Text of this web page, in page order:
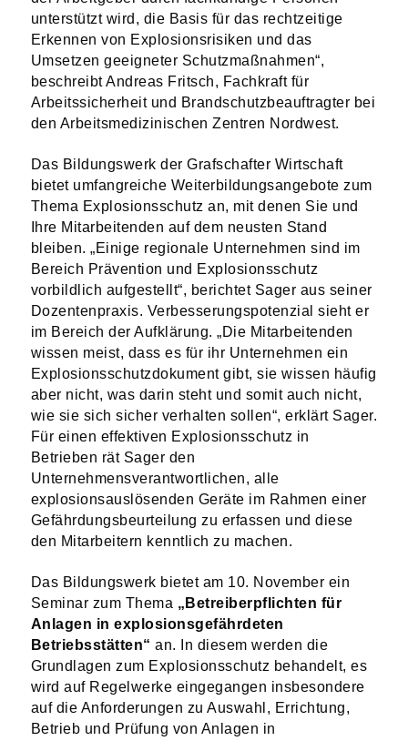
unterstützt wird, die Basis für das rechtzeitige
Erkennen von Explosionsrisiken und das
Umsetzen geeigneter Schutzmaßnahmen“,
beschreibt Andreas Fritsch, Fachkraft für
Arbeitssicherheit und Brandschutzbeauftragter bei
den Arbeitsmedizinischen Zentren Nordwest.
Das Bildungswerk der Grafschafter Wirtschaft
bietet umfangreiche Weiterbildungsangebote zum
Thema Explosionsschutz an, mit denen Sie und
Ihre Mitarbeitenden auf dem neusten Stand
bleiben. „Einige regionale Unternehmen sind im
Bereich Prävention und Explosionsschutz
vorbildlich aufgestellt“, berichtet Sager aus seiner
Dozentenpraxis. Verbesserungspotenzial sieht er
im Bereich der Aufklärung. „Die Mitarbeitenden
wissen meist, dass es für ihr Unternehmen ein
Explosionsschutzdokument gibt, sie wissen häufig
aber nicht, was darin steht und somit auch nicht,
wie sie sich sicher verhalten sollen“, erklärt Sager.
Für einen effektiven Explosionsschutz in
Betrieben rät Sager den
Unternehmensverantwortlichen, alle
explosionsauslösenden Geräte im Rahmen einer
Gefährdungsbeurteilung zu erfassen und diese
den Mitarbeitern kenntlich zu machen.
Das Bildungswerk bietet am 10. November ein
Seminar zum Thema „Betreiberpflichten für
Anlagen in explosionsgefährdeten
Betriebsstätten“ an. In diesem werden die
Grundlagen zum Explosionsschutz behandelt, es
wird auf Regelwerke eingegangen insbesondere
auf die Anforderungen zu Auswahl, Errichtung,
Betrieb und Prüfung von Anlagen in